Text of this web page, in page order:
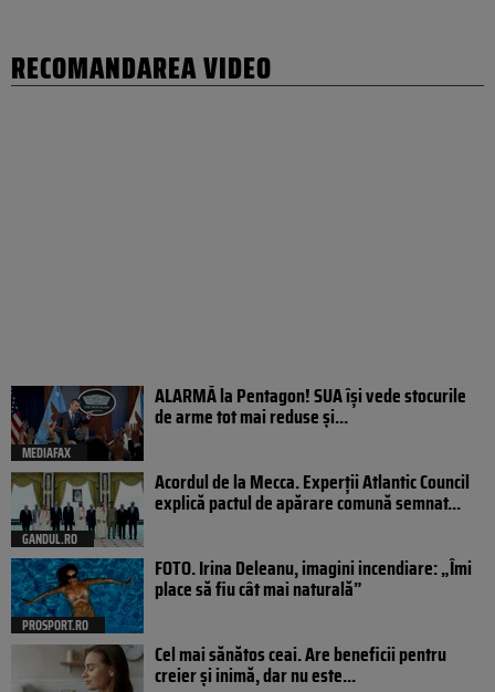
RECOMANDAREA VIDEO
MEDIAFAX
ALARMĂ la Pentagon! SUA își vede stocurile
de arme tot mai reduse și...
GANDUL.RO
Acordul de la Mecca. Experții Atlantic Council
explică pactul de apărare comună semnat...
PROSPORT.RO
FOTO. Irina Deleanu, imagini incendiare: „Îmi
place să fiu cât mai naturală”
Cel mai sănătos ceai. Are beneficii pentru
creier și inimă, dar nu este...